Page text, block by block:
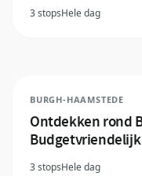
3 stopsHele dag
BURGH-HAAMSTEDE
Ontdekken rond
3 stopsHele dag